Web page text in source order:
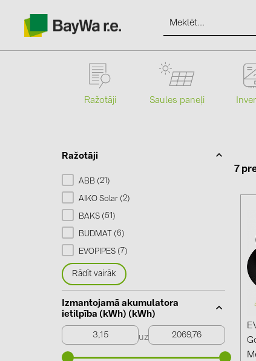
Informācija
Ražotāji Saules paneļi
Ražotāji
ABB (21 )
AIKO Solar (2)
BAKS (51 )
BUDMAT (6)
EVOPIPES ( 7)
Rādīt vairāk
Izmantojamā akumulatora
ietilpība (kWh) (kWh)
uz
7